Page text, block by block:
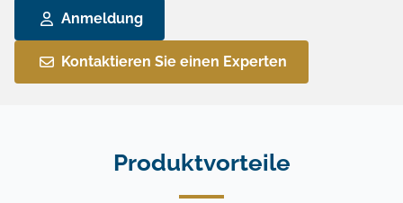
Anmeldung
Kontaktieren Sie einen Experten
Produktvorteile